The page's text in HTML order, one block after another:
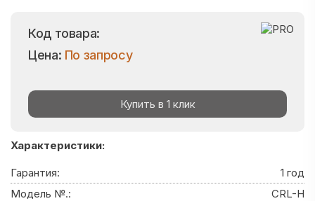
Код товара:
Цена: По запросу
Купить в 1 клик
Характеристики:
Гарантия:
1 год
Модель №.:
CRL-H